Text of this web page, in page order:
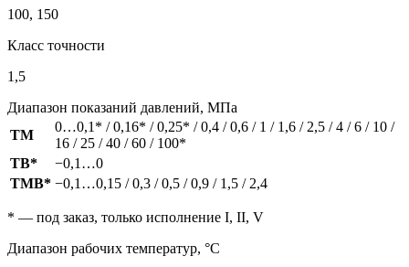
100, 150
Класс точности
1,5
Диапазон показаний давлений, МПа
ТМ
0…0,1* / 0,16* / 0,25* / 0,4 / 0,6 / 1 / 1,6 / 2,5 / 4 / 6 / 10 /
16 / 25 / 40 / 60 / 100*
ТВ*
−0,1…0
ТМВ* −0,1…0,15 / 0,3 / 0,5 / 0,9 / 1,5 / 2,4
* — под заказ, только исполнение I, II, V
Диапазон рабочих температур, °C